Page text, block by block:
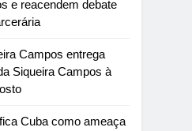
e reacendem debate
Campos entrega
Siqueira Campos à
Cuba como ameaça